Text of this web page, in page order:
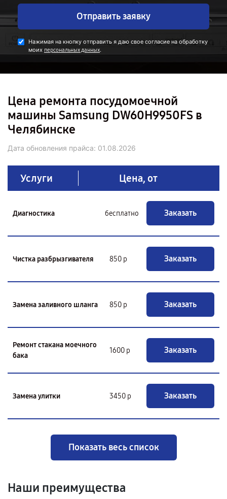
Отправить заявку
Нажимая на кнопку отправить я даю свое согласие на обработку
моих персональных данных.
Цена ремонта посудомоечной
машины Samsung DW60H9950FS в
Челябинске
Дата обновления прайса: 01.08.2026
Услуги Цена, от
Диагностика бесплатно Заказать
Чистка разбрызгивателя 850 р Заказать
Замена заливного шланга 850 р Заказать
Ремонт стакана моечного
бака
1600 р Заказать
Замена улитки 3450 р Заказать
Показать весь список
Наши преимущества